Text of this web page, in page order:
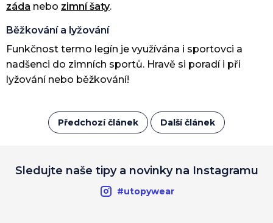
záda nebo zimní šaty.
Běžkování a lyžování
Funkčnost termo legín je využívána i sportovci a
nadšenci do zimních sportů. Hravě si poradí i při
lyžování nebo běžkování!
Předchozí článek Další článek
Sledujte naše tipy a novinky na Instagramu
#utopywear